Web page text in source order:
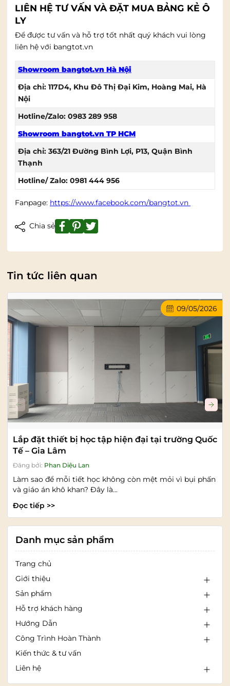
LIÊN HỆ TƯ VẤN VÀ ĐẶT MUA BẢNG KẺ Ô
LY
Để được tư vấn và hỗ trợ tốt nhất quý khách vui lòng
liên hệ với bangtot.vn
Showroom bangtot.vn Hà Nội
Địa chỉ: 117D4, Khu Đô Thị Đại Kim, Hoàng Mai, Hà
Nội
Hotline/Zalo: 0983 289 958
Showroom bangtot.vn TP HCM
Địa chỉ: 363/21 Đường Bình Lợi, P13, Quận Bình
Thạnh
Hotline/ Zalo: 0981 444 956
Fanpage: https://www.facebook.com/bangtot.vn
Chia sẻ
Tin tức liên quan
09/05/2026
Lắp đặt thiết bị học tập hiện đại tại trường Quốc
Tế – Gia Lâm
Đăng bởi: Phan Diệu Lan
Làm sao để mỗi tiết học không còn mệt mỏi vì bụi phấn
và giáo án khô khan? Đây là...
Đọc tiếp >>
Danh mục sản phẩm
Trang chủ
Giới thiệu
Sản phẩm
Hỗ trợ khách hàng
Hướng Dẫn
Công Trình Hoàn Thành
Kiến thức & tư vấn
Liên hệ